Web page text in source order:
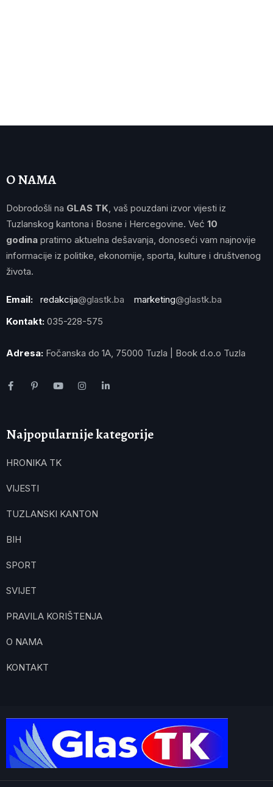
O NAMA
Dobrodošli na GLAS TK , vaš pouzdani izvor vijesti iz
Tuzlanskog kantona i Bosne i Hercegovine. Već 10
godina pratimo aktuelna dešavanja, donoseći vam najnovije
informacije iz politike, ekonomije, sporta, kulture i društvenog
života.
Email: redakcija@glastk.ba marketing@glastk.ba
Kontakt: 035-228-575
Adresa: Fočanska do 1A, 75000 Tuzla | Book d.o.o Tuzla
Najpopularnije kategorije
HRONIKA TK
VIJESTI
TUZLANSKI KANTON
BIH
SPORT
SVIJET
PRAVILA KORIŠTENJA
O NAMA
KONTAKT